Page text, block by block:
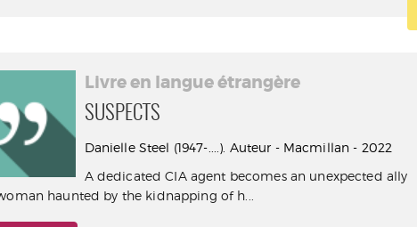
Livre en langue étrangère
SUSPECTS
Danielle Steel (1947-....). Auteur - Macmillan - 2022
A dedicated CIA agent becomes an unexpected ally
haunted by the kidnapping of h...